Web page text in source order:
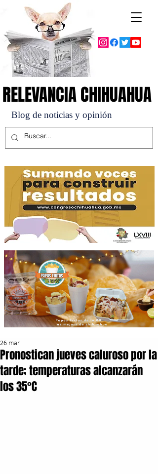
Blog de noticias y opinión
RELEVANCIA CHIHUAHUA
RELEVANCIA CHIHUAHUA
Pronostican jueves caluroso por la
tarde; temperaturas alcanzarán
los 35°C
26 mar